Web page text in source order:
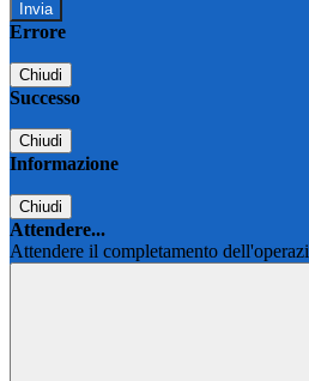
Errore
Chiudi
Successo
Chiudi
Informazione
Chiudi
Attendere...
Attendere il completamento